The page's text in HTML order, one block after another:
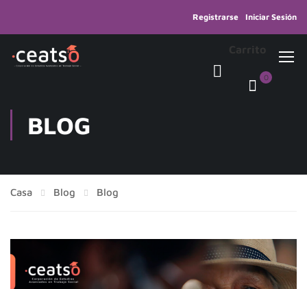
Registrarse Iniciar Sesión
Carrito
0
BLOG
Casa Blog Blog